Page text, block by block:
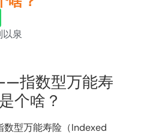
以泉
指数型万能寿
个啥？
数型万能寿险（Indexed